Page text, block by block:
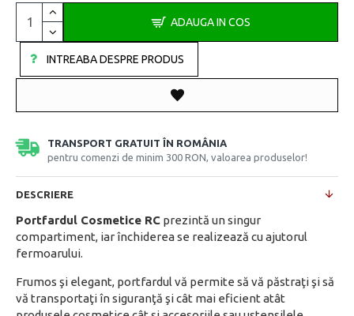
ADAUGA IN COS
INTREABA DESPRE PRODUS
TRANSPORT GRATUIT ÎN ROMÂNIA
pentru comenzi de minim 300 RON, valoarea produselor!
DESCRIERE
Portfardul Cosmetice RC prezintă un singur
compartiment, iar închiderea se realizează cu ajutorul
fermoarului.
Frumos şi elegant, portfardul vă permite să vă păstraţi şi să
vă transportaţi în siguranţă şi cât mai eficient atât